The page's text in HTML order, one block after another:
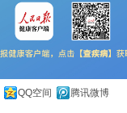
QQ空间 腾讯微博